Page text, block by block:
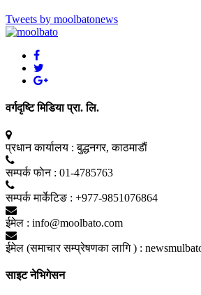
Tweets by moolbatonews
वर्गदृष्टि मिडिया प्रा. लि.
प्रधान कार्यालय : बुद्धनगर, काठमाडाैं
सम्पर्क फाेन : 01-4785763
सम्पर्क मार्केटिङ : +977-9851076864
ईमेल : info@moolbato.com
ईमेल (समाचार सम्प्रेषणका लागि ) :
साइट नेभिगेसन